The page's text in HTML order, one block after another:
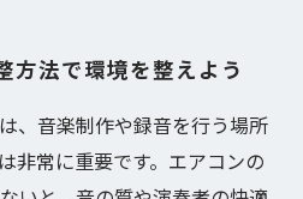
方法で環境を整えよう
、音楽制作や録音を行う場所
非常に重要です。エアコンの